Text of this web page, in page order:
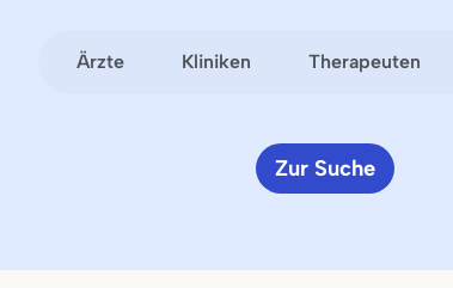
Ärzte Kliniken Therapeuten
Zur Suche